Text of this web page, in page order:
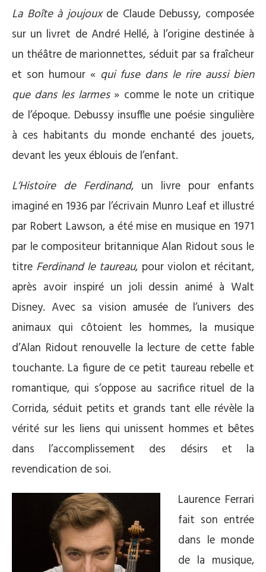
La Boîte à joujouxde Claude Debussy, composée
sur un livret de André Hellé, à l’origine destinée à
un théâtre de marionnettes, séduit par sa fraîcheur
et son humour « qui fuse dans le rire aussi bien
que dans les larmes» comme le note un critique
de l’époque. Debussy insuffle une poésie singulière
à ces habitants du monde enchanté des jouets,
devant les yeux éblouis de l’enfant.
L’Histoire de Ferdinand, un livre pour enfants
imaginé en 1936 par l’écrivain Munro Leaf et illustré
par Robert Lawson, a été mise en musique en 1971
par le compositeur britannique Alan Ridout sous le
titre Ferdinand le taureau, pour violon et récitant,
après avoir inspiré un joli dessin animé à Walt
Disney. Avec sa vision amusée de l’univers des
animaux qui côtoient les hommes, la musique
d’Alan Ridout renouvelle la lecture de cette fable
touchante. La figure de ce petit taureau rebelle et
romantique, qui s’oppose au sacrifice rituel de la
Corrida, séduit petits et grands tant elle révèle la
vérité sur les liens qui unissent hommes et bêtes
dans l’accomplissement des désirs et la
revendication de soi.
Laurence Ferrari
fait son entrée
dans le monde
de la musique,